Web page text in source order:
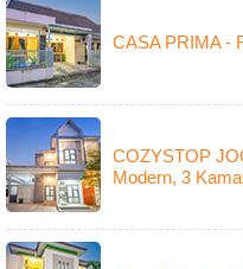
CASA PRIMA -
COZYSTOP
Modern, 3